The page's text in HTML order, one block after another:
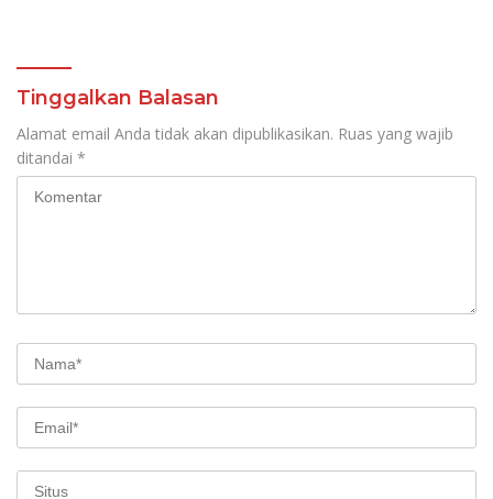
Tinggalkan Balasan
Alamat email Anda tidak akan dipublikasikan. Ruas yang wajib
ditandai *